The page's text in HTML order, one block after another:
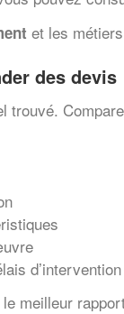
et les
des devis
trouvé.
d’intervention
meilleur